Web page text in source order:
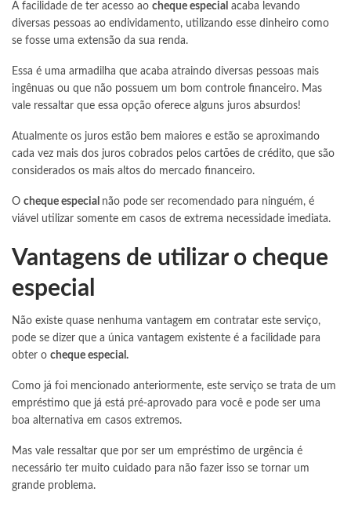
A facilidade de ter acesso ao cheque especial acaba levando
diversas pessoas ao endividamento, utilizando esse dinheiro como
se fosse uma extensão da sua renda.
Essa é uma armadilha que acaba atraindo diversas pessoas mais
ingênuas ou que não possuem um bom controle financeiro. Mas
vale ressaltar que essa opção oferece alguns juros absurdos!
Atualmente os juros estão bem maiores e estão se aproximando
cada vez mais dos juros cobrados pelos cartões de crédito, que são
considerados os mais altos do mercado financeiro.
O cheque especial não pode ser recomendado para ninguém, é
viável utilizar somente em casos de extrema necessidade imediata.
Vantagens de utilizar o cheque
especial
Não existe quase nenhuma vantagem em contratar este serviço,
pode se dizer que a única vantagem existente é a facilidade para
obter o cheque especial.
Como já foi mencionado anteriormente, este serviço se trata de um
empréstimo que já está pré-aprovado para você e pode ser uma
boa alternativa em casos extremos.
Mas vale ressaltar que por ser um empréstimo de urgência é
necessário ter muito cuidado para não fazer isso se tornar um
grande problema.